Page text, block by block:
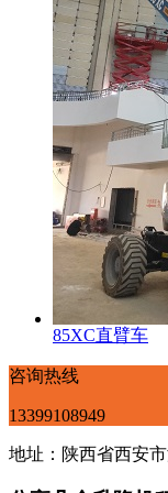
85XC直臂车
咨询热线
13399108949
地址：陕西省西